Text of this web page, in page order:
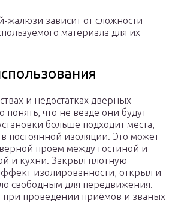
жалюзи зависит от сложности
материала для их
и недостатках дверных
что не везде они будут
больше подходит места,
постоянной изоляции. Это может
проем между гостиной и
и кухни. Закрыл плотную
изолированности, открыл и
свободным для передвижения.
при проведении приёмов и званых